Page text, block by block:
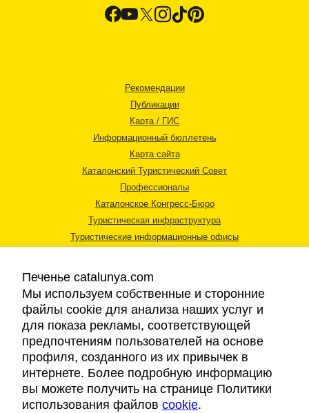
Рекомендации
Публикации
Карта / ГИС
Информационный бюллетень
Карта сайта
Каталонский Туристический Совет
Профессионалы
Каталонское Конгресс-Бюро
Туристическая инфраструктура
Туристические информационные офисы
Правовая информация
Cookies
Доступность
Печенье catalunya.com
Мы используем собственные и сторонние
файлы cookie для анализа наших услуг и
для показа рекламы, соответствующей
предпочтениям пользователей на основе
профиля, созданного из их привычек в
интернете. Более подробную информацию
вы можете получить на странице Политики
использования файлов cookie.